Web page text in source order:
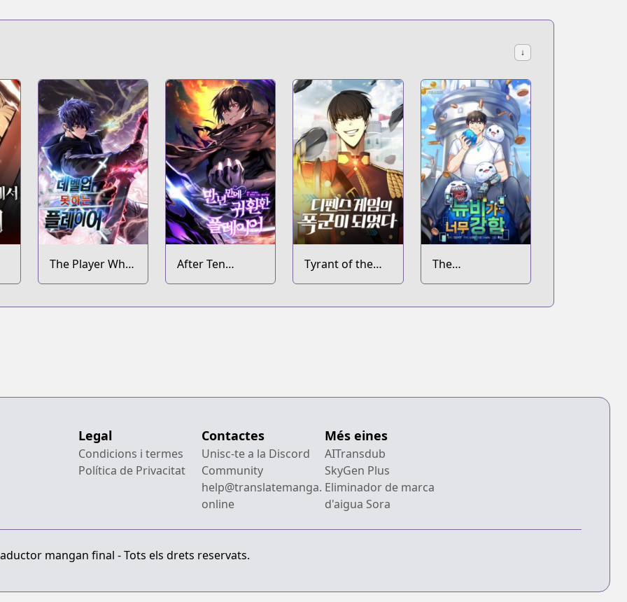
↓
The Player Who
Can't Level Up
After Ten
Millennia in Hell
Tyrant of the
Tower Defense
The
Overpowered
Legal
Condicions i termes
Política de Privacitat
Contactes
Unisc-te a la Discord
Community
help@translatemanga.
online
Més eines
AITransdub
SkyGen Plus
Eliminador de marca
d'aigua Sora
mangan final - Tots els drets reservats.